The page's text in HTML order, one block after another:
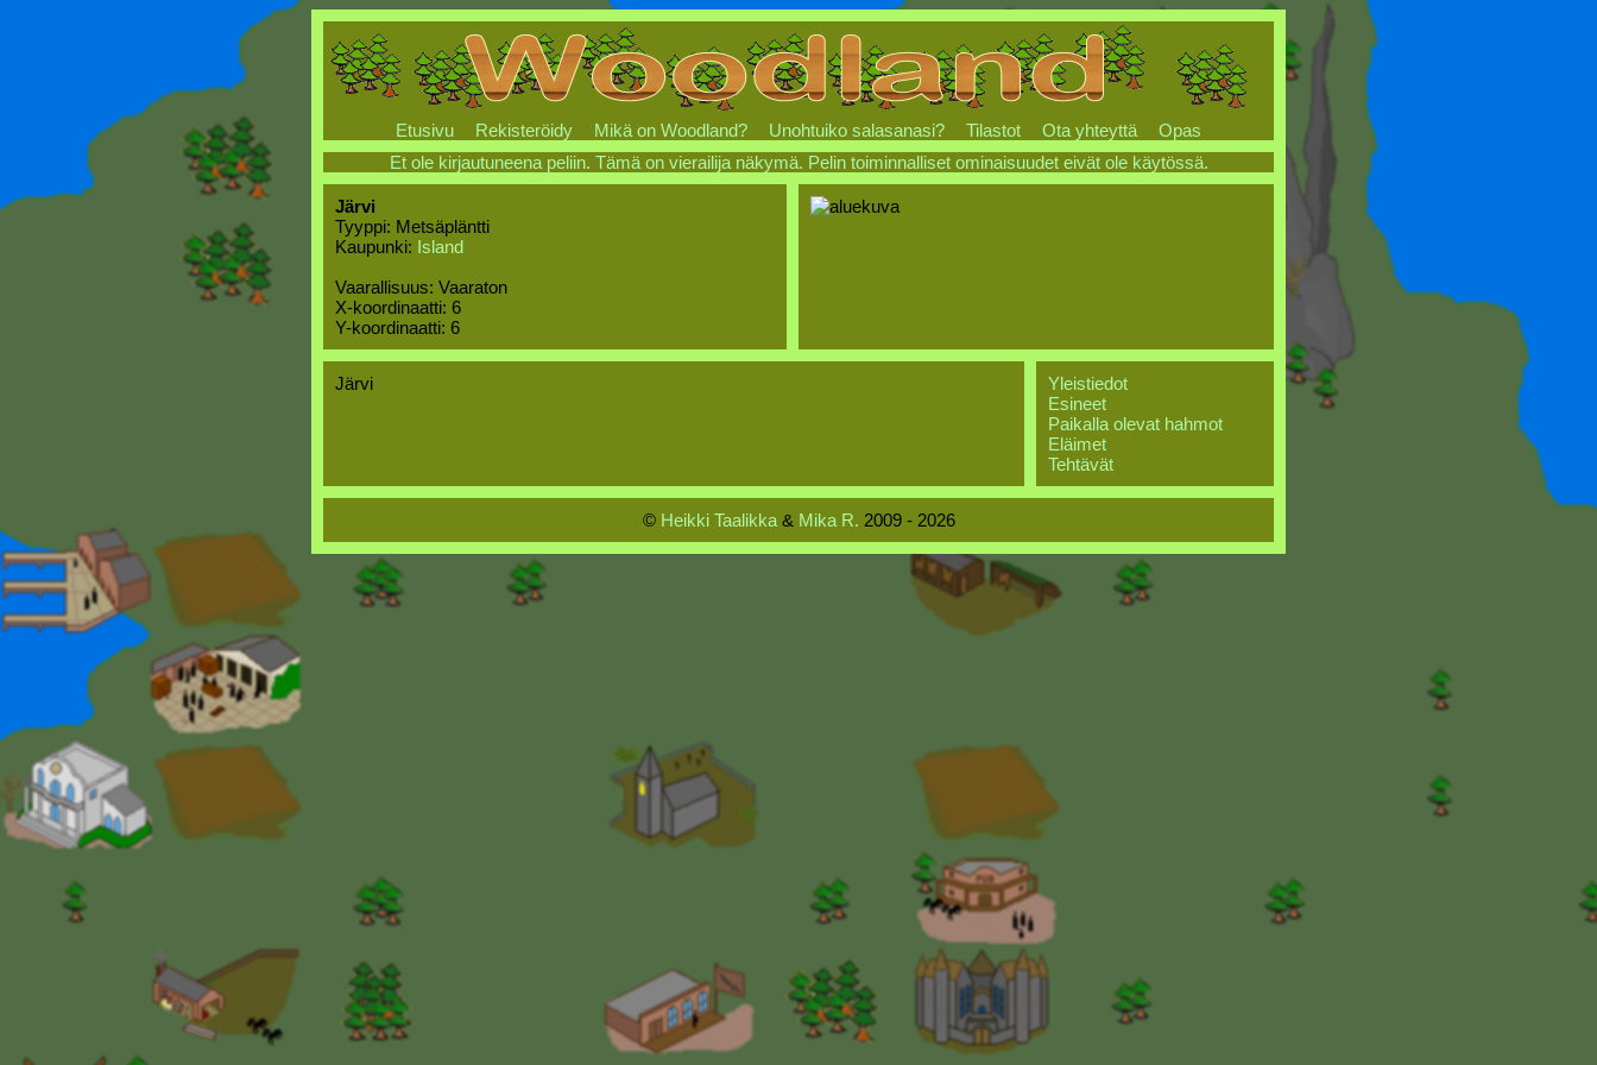
Etusivu Rekisteröidy Mikä on Woodland? Unohtuiko salasanasi? Tilastot Ota yhteyttä
Opas
Et ole kirjautuneena peliin. Tämä on vierailija näkymä. Pelin toiminnalliset ominaisuudet eivät ole käytössä.
Järvi
Tyyppi: Metsäpläntti
Kaupunki: Island
Vaarallisuus: Vaaraton
X-koordinaatti: 6
Y-koordinaatti: 6
Järvi
Yleistiedot
Esineet
Paikalla olevat hahmot
Eläimet
Tehtävät
© Heikki Taalikka& Mika R. 2009 - 2026